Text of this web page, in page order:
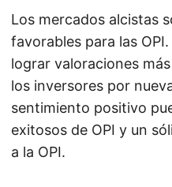
Los mercados alcistas
favorables para las
lograr valoraciones
los inversores por
sentimiento positivo
exitosos de OPI y un
a la OPI.